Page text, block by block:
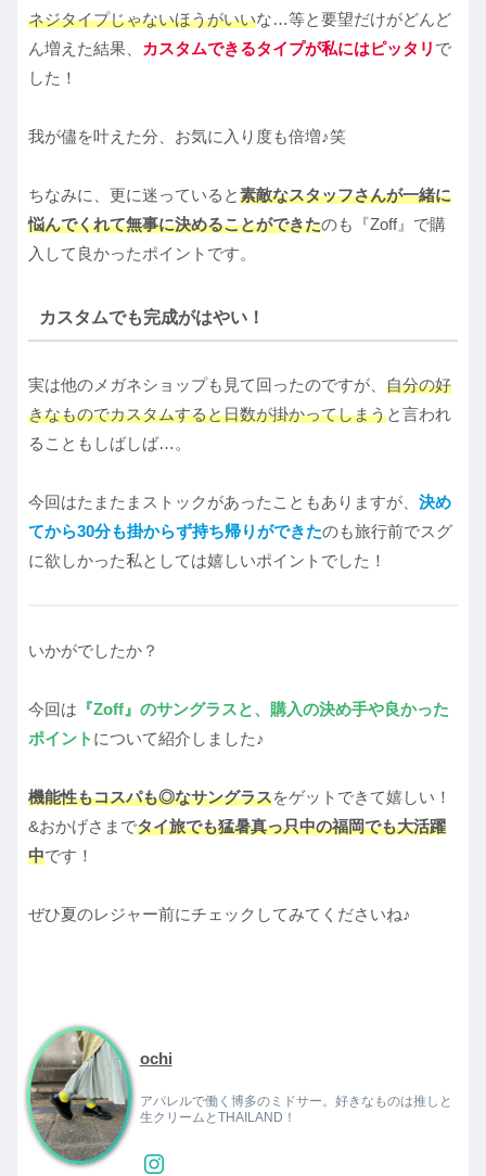
ネジタイプじゃないほうがいいな…等と要望だけがどんど
ん増えた結果、
カスタムできるタイプが私にはピッタリ で
した！
我が儘を叶えた分、お気に入り度も倍増♪笑
ちなみに、更に迷っていると素敵なスタッフさんが一緒に
悩んでくれて無事に決めることができたのも『Zoff』で購
入して良かったポイントです。
カスタムでも完成がはやい！
実は他のメガネショップも見て回ったのですが、 自分の好
きなものでカスタムすると日数が掛かってしまうと言われ
ることもしばしば…。
今回はたまたまストックがあったこともありますが、 決め
てから30分も掛からず持ち帰りができたのも旅行前でスグ
に欲しかった私としては嬉しいポイントでした！
いかがでしたか？
今回は 『Zoff』のサングラスと、購入の決め手や良かった
ポイント について紹介しました♪
機能性もコスパも◎なサングラスをゲットできて嬉しい！
&おかげさまでタイ旅でも猛暑真っ只中の福岡でも大活躍
中です！
ぜひ夏のレジャー前にチェックしてみてくださいね♪
ochi
アパレルで働く博多のミドサー。好きなものは推しと
生クリームとTHAILAND！